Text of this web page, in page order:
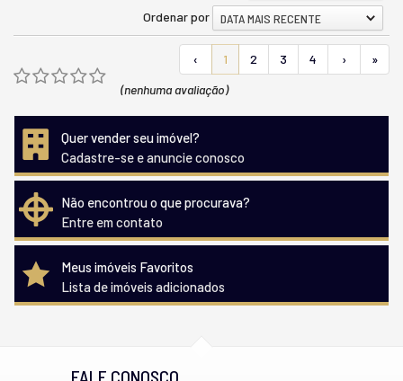
Ordenar por
DATA MAIS RECENTE
‹ 1 2 3 4 ›
»
(nenhuma avaliação)
Quer vender seu imóvel?
Cadastre-se e anuncie conosco
Não encontrou o que procurava?
Entre em contato
Meus imóveis Favoritos
Lista de imóveis adicionados